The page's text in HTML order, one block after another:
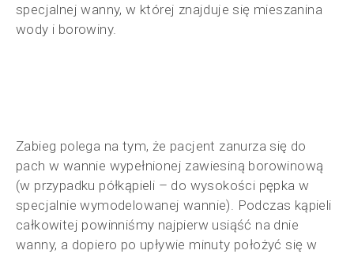
specjalnej wanny, w której znajduje się mieszanina
wody i borowiny.
Zabieg polega na tym, że pacjent zanurza się do
pach w wannie wypełnionej zawiesiną borowinową
(w przypadku półkąpieli – do wysokości pępka w
specjalnie wymodelowanej wannie). Podczas kąpieli
całkowitej powinniśmy najpierw usiąść na dnie
wanny, a dopiero po upływie minuty położyć się w